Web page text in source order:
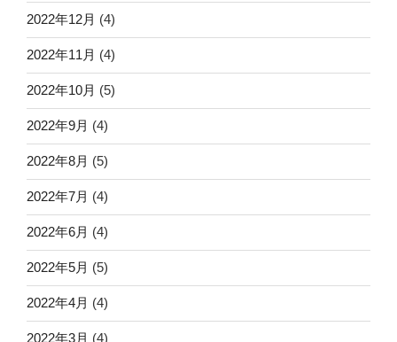
2022年12月 (4)
2022年11月 (4)
2022年10月 (5)
2022年9月 (4)
2022年8月 (5)
2022年7月 (4)
2022年6月 (4)
2022年5月 (5)
2022年4月 (4)
2022年3月 (4)